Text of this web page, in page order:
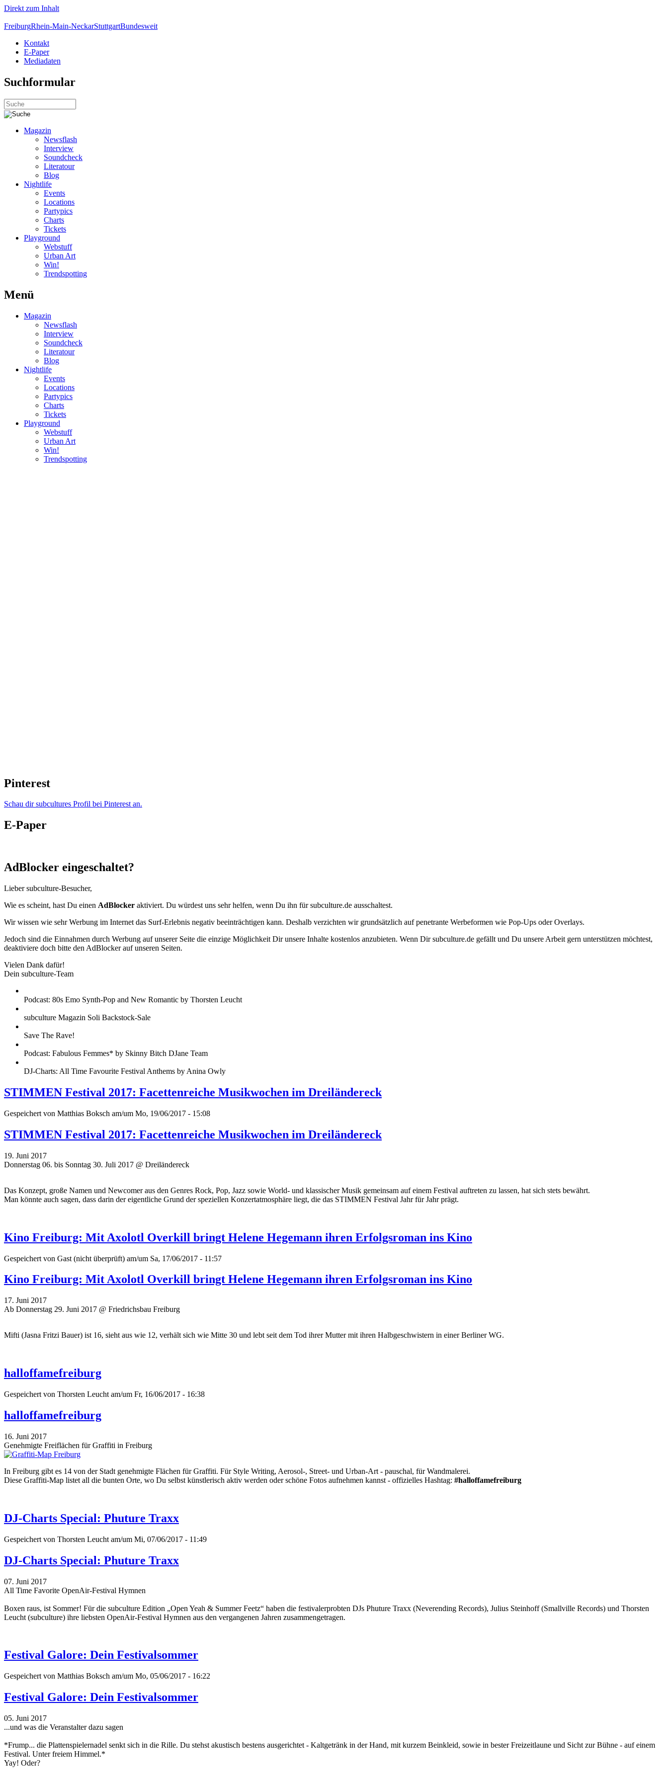
Direkt zum Inhalt
FreiburgRhein-Main-NeckarStuttgartBundesweit
Kontakt
E-Paper
Mediadaten
Suchformular
Magazin
Newsflash
Interview
Soundcheck
Literatour
Blog
Nightlife
Events
Locations
Partypics
Charts
Tickets
Playground
Webstuff
Urban Art
Win!
Trendspotting
Menü
Magazin
Newsflash
Interview
Soundcheck
Literatour
Blog
Nightlife
Events
Locations
Partypics
Charts
Tickets
Playground
Webstuff
Urban Art
Win!
Trendspotting
Pinterest
Schau dir subcultures Profil bei Pinterest an.
E-Paper
AdBlocker eingeschaltet?
Lieber subculture-Besucher,
Wie es scheint, hast Du einen AdBlocker aktiviert. Du würdest uns sehr helfen, wenn Du ihn für subculture.de ausschaltest.
Wir wissen wie sehr Werbung im Internet das Surf-Erlebnis negativ beeinträchtigen kann. Deshalb verzichten wir grundsätzlich auf penetrante Werbeformen wie Pop-Ups oder Overlays.
Jedoch sind die Einnahmen durch Werbung auf unserer Seite die einzige Möglichkeit Dir unsere Inhalte kostenlos anzubieten. Wenn Dir subculture.de gefällt und Du unsere Arbeit gern unterstützen möchtest,
deaktiviere doch bitte den AdBlocker auf unseren Seiten.
Vielen Dank dafür!
Dein subculture-Team
Podcast: 80s Emo Synth-Pop and New Romantic by Thorsten Leucht
subculture Magazin Soli Backstock-Sale
Save The Rave!
Podcast: Fabulous Femmes* by Skinny Bitch DJane Team
DJ-Charts: All Time Favourite Festival Anthems by Anina Owly
STIMMEN Festival 2017: Facettenreiche Musikwochen im Dreiländereck
Gespeichert von Matthias Boksch am/um Mo, 19/06/2017 - 15:08
STIMMEN Festival 2017: Facettenreiche Musikwochen im Dreiländereck
19. Juni 2017
Donnerstag 06. bis Sonntag 30. Juli 2017 @ Dreiländereck
Das Konzept, große Namen und Newcomer aus den Genres Rock, Pop, Jazz sowie World- und klassischer Musik gemeinsam auf einem Festival auftreten zu lassen, hat sich stets bewährt.
Man könnte auch sagen, dass darin der eigentliche Grund der speziellen Konzertatmosphäre liegt, die das STIMMEN Festival Jahr für Jahr prägt.
Kino Freiburg: Mit Axolotl Overkill bringt Helene Hegemann ihren Erfolgsroman ins Kino
Gespeichert von Gast (nicht überprüft) am/um Sa, 17/06/2017 - 11:57
Kino Freiburg: Mit Axolotl Overkill bringt Helene Hegemann ihren Erfolgsroman ins Kino
17. Juni 2017
Ab Donnerstag 29. Juni 2017 @ Friedrichsbau Freiburg
Mifti (Jasna Fritzi Bauer) ist 16, sieht aus wie 12, verhält sich wie Mitte 30 und lebt seit dem Tod ihrer Mutter mit ihren Halbgeschwistern in einer Berliner WG.
halloffamefreiburg
Gespeichert von Thorsten Leucht am/um Fr, 16/06/2017 - 16:38
halloffamefreiburg
16. Juni 2017
Genehmigte Freiflächen für Graffiti in Freiburg
In Freiburg gibt es 14 von der Stadt genehmigte Flächen für Graffiti. Für Style Writing, Aerosol-, Street- und Urban-Art - pauschal, für Wandmalerei.
Diese Graffiti-Map listet all die bunten Orte, wo Du selbst künstlerisch aktiv werden oder schöne Fotos aufnehmen kannst - offizielles Hashtag: #halloffamefreiburg
DJ-Charts Special: Phuture Traxx
Gespeichert von Thorsten Leucht am/um Mi, 07/06/2017 - 11:49
DJ-Charts Special: Phuture Traxx
07. Juni 2017
All Time Favorite OpenAir-Festival Hymnen
Boxen raus, ist Sommer! Für die subculture Edition „Open Yeah & Summer Feetz“ haben die festivalerprobten DJs Phuture Traxx (Neverending Records), Julius Steinhoff (Smallville Records) und Thorsten
Leucht (subculture) ihre liebsten OpenAir-Festival Hymnen aus den vergangenen Jahren zusammengetragen.
Festival Galore: Dein Festivalsommer
Gespeichert von Matthias Boksch am/um Mo, 05/06/2017 - 16:22
Festival Galore: Dein Festivalsommer
05. Juni 2017
...und was die Veranstalter dazu sagen
*Frump... die Plattenspielernadel senkt sich in die Rille. Du stehst akustisch bestens ausgerichtet - Kaltgetränk in der Hand, mit kurzem Beinkleid, sowie in bester Freizeitlaune und Sicht zur Bühne - auf einem
Festival. Unter freiem Himmel.*
Yay! Oder?